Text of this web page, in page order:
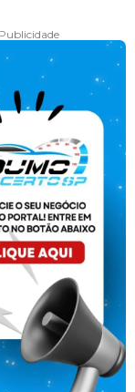
Publicidade